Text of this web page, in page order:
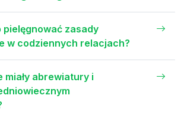
zasady
w codziennych relacjach?
miały abrewiatury i